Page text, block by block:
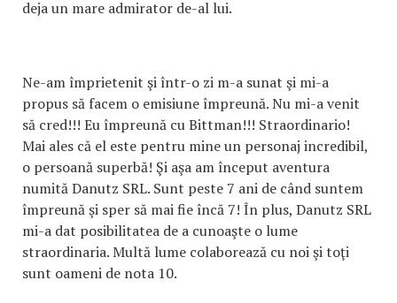
deja un mare admirator de-al lui.
Ne-am împrietenit şi într-o zi m-a sunat şi mi-a
propus să facem o emisiune împreună. Nu mi-a venit
să cred!!! Eu împreună cu Bittman!!! Straordinario!
Mai ales că el este pentru mine un personaj incredibil,
o persoană superbă! Şi aşa am început aventura
numită Danutz SRL. Sunt peste 7 ani de când suntem
împreună şi sper să mai fie încă 7! În plus, Danutz SRL
mi-a dat posibilitatea de a cunoaşte o lume
straordinaria. Multă lume colaborează cu noi şi toţi
sunt oameni de nota 10.